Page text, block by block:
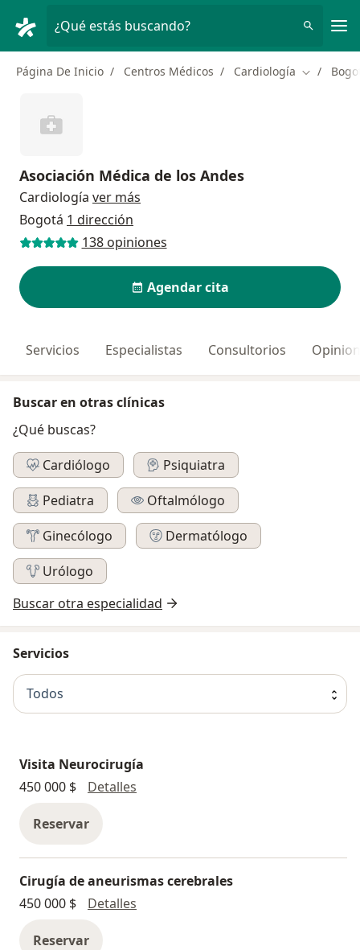
¿Qué estás buscando?
Página De Inicio Centros Médicos Cardiología Cambiar
Asociación Médica de los Andes
Cardiología ver más
Bogotá 1 dirección
138 opiniones
Agendar cita
Servicios Especialistas Consultorios
Buscar en otras clínicas
¿Qué buscas?
Cardiólogo
Psiquiatra
Pediatra
Oftalmólogo
Ginecólogo
Dermatólogo
Urólogo
Buscar otra especialidad
Servicios
Todos
Visita Neurocirugía
450 000 $
Detalles
Reservar
Cirugía de aneurismas cerebrales
450 000 $
Detalles
Reservar